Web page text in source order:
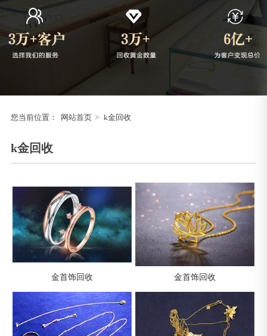
您当前位置： 网站首页 > k金回收
k金回收
金首饰回收 金首饰回收